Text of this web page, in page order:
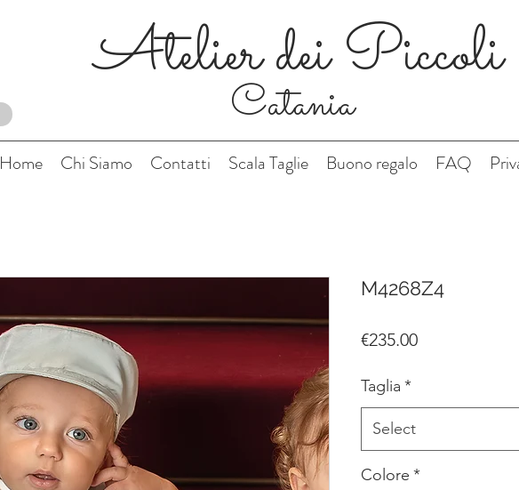
Atelier dei Piccoli
Catania
Home Chi Siamo Contatti Scala Taglie Buono regalo FAQ
M4268Z4
€235.00Price
Taglia *
Select
Colore *